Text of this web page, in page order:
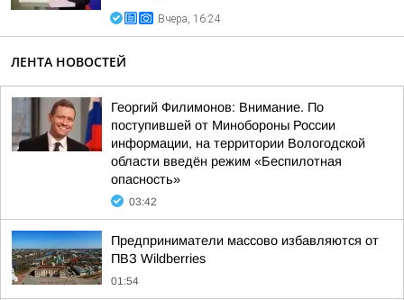
Вчера, 16:24
ЛЕНТА НОВОСТЕЙ
Георгий Филимонов: Внимание. По
поступившей от Минобороны России
информации, на территории Вологодской
области введён режим «Беспилотная
опасность»
03:42
Предприниматели массово избавляются от
ПВЗ Wildberries
01:54